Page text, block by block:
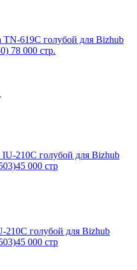
619C голубой для Bizhub
78 000 стр.
голубой для Bizhub
000 стр